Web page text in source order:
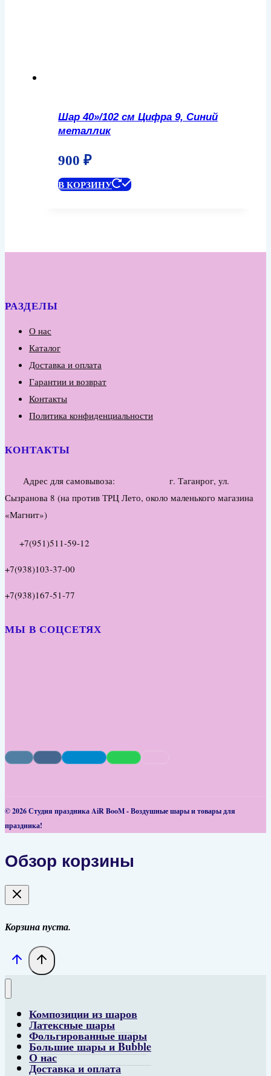
Шар 40»/102 см Цифра 9, Синий
металлик
900 ₽
В КОРЗИНУ
РАЗДЕЛЫ
О нас
Каталог
Доставка и оплата
Гарантии и возврат
Контакты
Политика конфиденциальности
КОНТАКТЫ
Адрес для самовывоза: г. Таганрог, ул.
Сызранова 8 (на против ТРЦ Лето, около маленького магазина
«Магнит»)
+7(951)511-59-12
+7(938)103-37-00
+7(938)167-51-77
МЫ В СОЦСЕТЯХ
© 2026 Студия праздника AiR BooM - Воздушные шары и товары для
праздника!
Обзор корзины
Корзина пуста.
Композиции из шаров
Латексные шары
Фольгированные шары
Большие шары и Bubble
О нас
Доставка и оплата